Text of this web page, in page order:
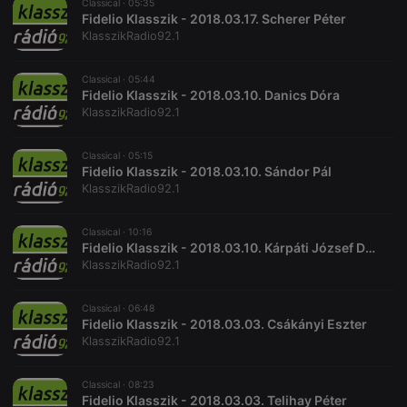
Classical · 05:35
Fidelio Klasszik - 2018.03.17. Scherer Péter
KlasszikRadio92.1
Classical · 05:44
Fidelio Klasszik - 2018.03.10. Danics Dóra
KlasszikRadio92.1
Classical · 05:15
Fidelio Klasszik - 2018.03.10. Sándor Pál
KlasszikRadio92.1
Classical · 10:16
Fidelio Klasszik - 2018.03.10. Kárpáti József Dódi
KlasszikRadio92.1
Classical · 06:48
Fidelio Klasszik - 2018.03.03. Csákányi Eszter
KlasszikRadio92.1
Classical · 08:23
Fidelio Klasszik - 2018.03.03. Telihay Péter